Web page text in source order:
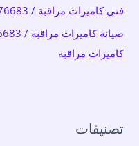
فني كاميرات مراقبة / 67676683 / تركيب كاميرات مراقبة
كاميرات مراقبة
تصنيفات